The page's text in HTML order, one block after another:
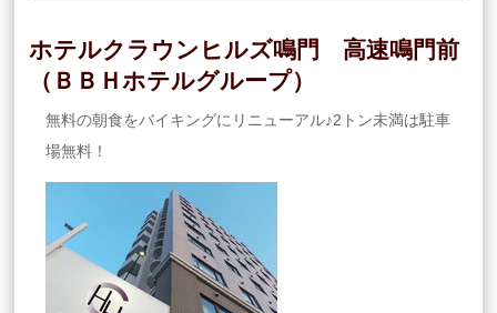
ホテルクラウンヒルズ鳴門 高速鳴門前
（ＢＢＨホテルグループ）
無料の朝食をバイキングにリニューアル♪2トン未満は駐車
場無料！